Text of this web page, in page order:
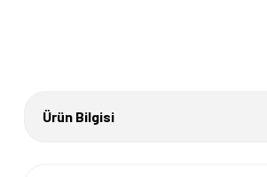
Ürün Bilgisi